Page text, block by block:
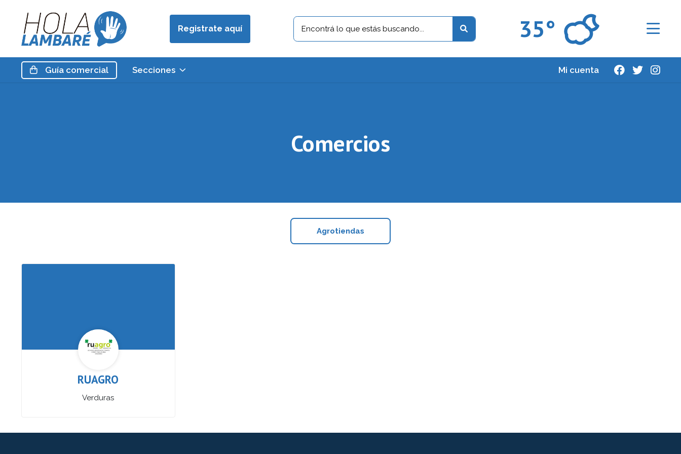
Registrate aquí 35°
Guía comercial Secciones Mi cuenta
Comercios
Agrotiendas
RUAGRO
Verduras